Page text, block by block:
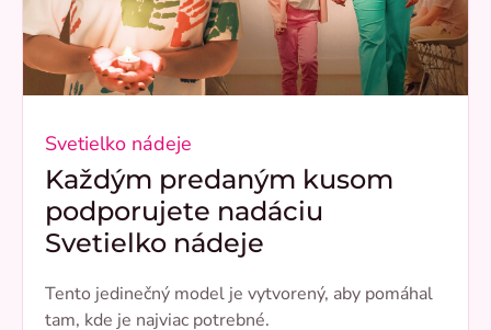
Svetielko nádeje
Každým predaným kusom
podporujete nadáciu
Svetielko nádeje
Tento jedinečný model je vytvorený, aby pomáhal
tam, kde je najviac potrebné.